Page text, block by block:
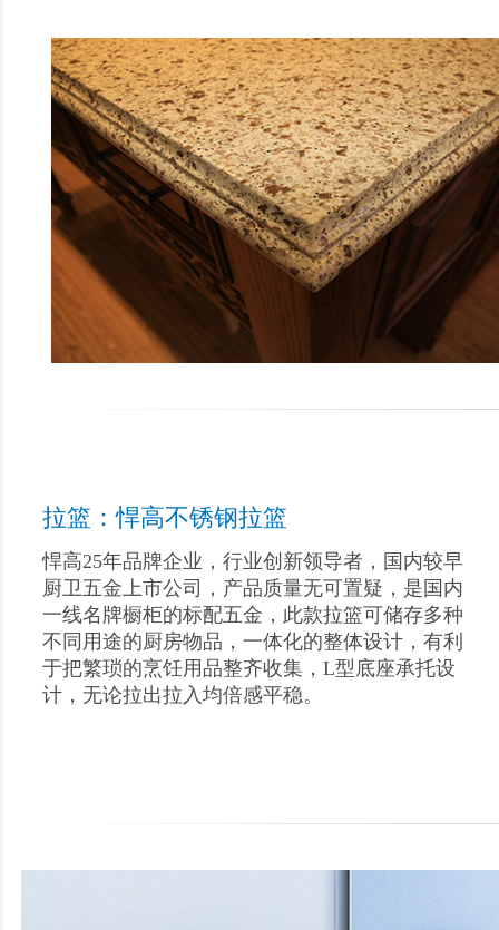
拉篮：悍高不锈钢拉篮
悍高25年品牌企业，行业创新领导者，国内较早
厨卫五金上市公司，产品质量无可置疑，是国内
一线名牌橱柜的标配五金，此款拉篮可储存多种
不同用途的厨房物品，一体化的整体设计，有利
于把繁琐的烹饪用品整齐收集，L型底座承托设
计，无论拉出拉入均倍感平稳。